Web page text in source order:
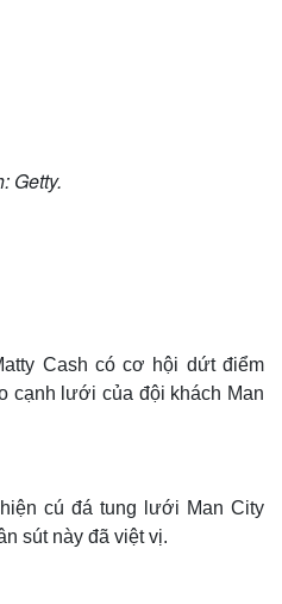
Getty.
Cash có cơ hội dứt điểm
cạnh lưới của đội khách Man
cú đá tung lưới Man City
sút này đã việt vị.